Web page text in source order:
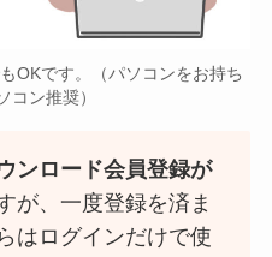
OKです。（パソコンをお持ち
コン推奨）
ンロード会員登録が
が、一度登録を済ま
はログインだけで使